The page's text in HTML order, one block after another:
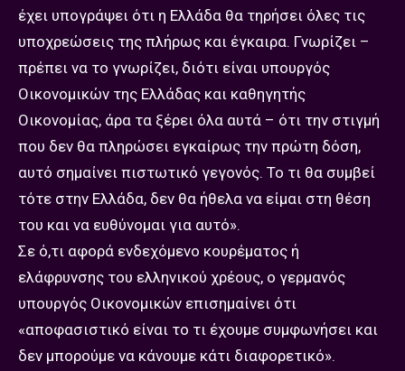
έχει υπογράψει ότι η Ελλάδα θα τηρήσει όλες τις
υποχρεώσεις της πλήρως και έγκαιρα. Γνωρίζει –
πρέπει να το γνωρίζει, διότι είναι υπουργός
Οικονομικών της Ελλάδας και καθηγητής
Οικονομίας, άρα τα ξέρει όλα αυτά – ότι την στιγμή
που δεν θα πληρώσει εγκαίρως την πρώτη δόση,
αυτό σημαίνει πιστωτικό γεγονός. Το τι θα συμβεί
τότε στην Ελλάδα, δεν θα ήθελα να είμαι στη θέση
του και να ευθύνομαι για αυτό».
Σε ό,τι αφορά ενδεχόμενο κουρέματος ή
ελάφρυνσης του ελληνικού χρέους, ο γερμανός
υπουργός Οικονομικών επισημαίνει ότι
«αποφασιστικό είναι το τι έχουμε συμφωνήσει και
δεν μπορούμε να κάνουμε κάτι διαφορετικό».